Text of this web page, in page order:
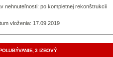
nehnuteľnosti: po kompletnej rekonštrukcii
vloženia: 17.09.2019
3 IZBOVÝ